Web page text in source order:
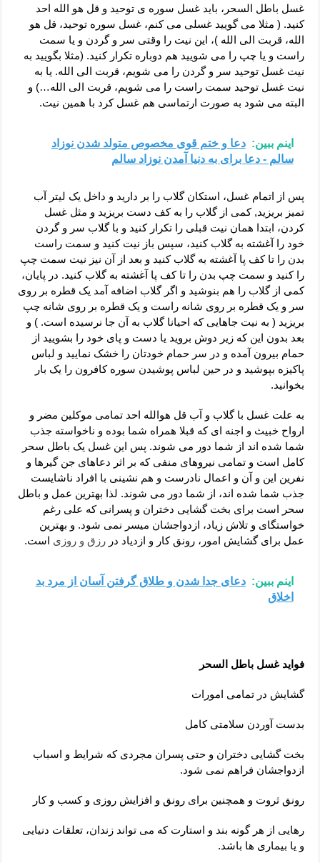
غسل باطل السحر، باید غسل سوره ی توحید و قل هو الله احد
کنید. ( مثلا می گویید غسلی می کنم، غسل سوره توحید، قل هو
الله، قربت الی الله )، این نیت را وقتی سر و گردن و یا سمت
راست و یا چپ را می شویید هم دوباره تکرار کنید. (مثلا بگویید به
نیت غسل توحید سر و گردن را می شویم، قربت الی الله. یا به
نیت غسل توحید سمت راست را می شویم، قربت الی الله…) و
البته می شود به صورت ارتماسی هم غسل کرد با همین نیت.
اینم ببین: دعا و ختم قوی مخصوص متولد شدن نوزاد
سالم - دعا برای به دنیا آمدن نوزاد سالم
پس از اتمام غسل، استکان گلاب را بر دارید و داخل یک لیتر آب
تمیز بریزید, کمی از گلاب را به کف دست بریزید و مثل غسل
کردن، ابتدا همان نیت قبلی را تکرار کنید و با گلاب سر و گردن
خود را آغشته به گلاب کنید، سپس باز نیت کنید و سمت راست
بدن را تا کف پا آغشته به گلاب کنید و بعد از آن نیز نیت سمت چپ
را کنید و سمت چپ بدن را تا کف پا آغشته به گلاب کنید. در پایان،
کمی از گلاب را هم بنوشید و اگر گلاب اضافه آمد یک قطره بر روی
سر و یک قطره بر روی شانه راست و یک قطره بر روی شانه چپ
بریزید ( به نیت جاهایی که احیانا گلاب به آن جا نرسیده است. ) و
بعد بدون این که زیر دوش بروید یا دست و پای خود را بشویید از
حمام بیرون آمده و در سر حمام خودتان را خشک نمایید و لباس
پاکیزه بپوشید و در حین لباس پوشیدن سوره کافرون را یک بار
بخوانید.
به علت غسل با گلاب و آب قل هوالله احد تمامی موکلین مضر و
ارواح خبیث و اجنه ای که قبلا همراه شما بوده و ناخواسته جذب
شما شده اند از شما دور می شوند. پس این غسل یک باطل سحر
کامل است و تمامی نیروهای منفی که بر اثر دعاهای جن گیرها و
نفرین این و آن و اعمال نادرست و هم نشینی با افراد ناشایست
جذب شما شده اند، از شما دور می شوند. لذا بهترین عمل و باطل
سحر است برای بخت گشایی دختران و پسرانی که علی رغم
خواستگای و تلاش زیاد، ازدواجشان میسر نمی شود. و بهترین
عمل برای گشایش امور، رونق کار و ازدیاد دررزق و روزی است.
اینم ببین: دعای جدا شدن و طلاق گرفتن آسان از مرد بد
اخلاق
فواید غسل باطل السحر
گشایش در تمامی امورات
بدست آوردن سلامتی کامل
بخت گشایی دختران و حتی پسران مجردی که شرایط و اسباب
ازدواجشان فراهم نمی شود.
رونق ثروت و همچنین برای رونق و افزایش روزی و کسب و کار
رهایی از هر گونه بند و استارت که می تواند زندان، تعلقات دنیایی
و یا بیماری ها باشد.